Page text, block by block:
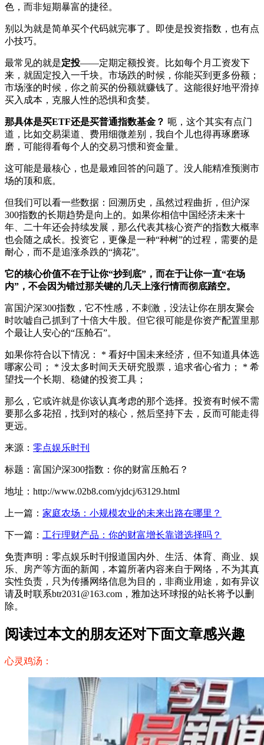
色，而非短期暴富的捷径。
别以为就是简单买个代码就完事了。即使是投资指数，也有点
小技巧。
最常见的就是定投——定期定额投资。比如每个月工资发下
来，就固定投入一千块。市场跌的时候，你能买到更多份额；
市场涨的时候，你之前买的份额就赚钱了。这能很好地平滑掉
买入成本，克服人性的恐惧和贪婪。
那具体是买ETF还是买普通指数基金？ 呃，这个其实有点门
道，比如交易渠道、费用细微差别，我自个儿也得再琢磨琢
磨，可能得看每个人的交易习惯和资金量。
这可能是最核心，也是最难回答的问题了。没人能精准预测市
场的顶和底。
但我们可以看一些数据：回溯历史，虽然过程曲折，但沪深
300指数的长期趋势是向上的。如果你相信中国经济未来十
年、二十年还会持续发展，那么代表其核心资产的指数大概率
也会随之成长。投资它，更像是一种“种树”的过程，需要的是
耐心，而不是追涨杀跌的“摘花”。
它的核心价值不在于让你“抄到底”，而在于让你一直“在场
内”，不会因为错过那关键的几天上涨行情而彻底踏空。
富国沪深300指数，它不性感，不刺激，没法让你在朋友聚会
时吹嘘自己抓到了十倍大牛股。但它很可能是你资产配置里那
个最让人安心的“压舱石”。
如果你符合以下情况： * 看好中国未来经济，但不知道具体选
哪家公司； * 没太多时间天天研究股票，追求省心省力； * 希
望找一个长期、稳健的投资工具；
那么，它或许就是你该认真考虑的那个选择。投资有时候不需
要那么多花招，找到对的核心，然后坚持下去，反而可能走得
更远。
来源： 零点娱乐时刊
标题：富国沪深300指数：你的财富压舱石？
地址：http://www.02b8.com/yjdcj/63129.html
上一篇： 家庭农场：小规模农业的未来出路在哪里？
下一篇： 工行理财产品：你的财富增长靠谱选择吗？
免责声明：零点娱乐时刊报道国内外、生活、体育、商业、娱
乐、房产等方面的新闻，本篇所著内容来自于网络，不为其真
实性负责，只为传播网络信息为目的，非商业用途，如有异议
请及时联系btr2031@163.com，雅加达环球报的站长将予以删
除。
阅读过本文的朋友还对下面文章感兴趣
心灵鸡汤：